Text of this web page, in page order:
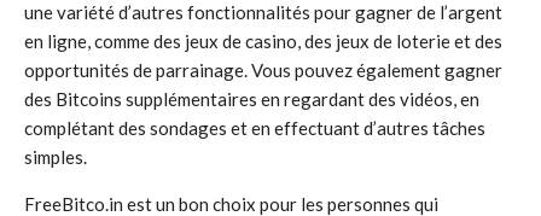
une variété d’autres fonctionnalités pour gagner de l’argent
en ligne, comme des jeux de casino, des jeux de loterie et des
opportunités de parrainage. Vous pouvez également gagner
des Bitcoins supplémentaires en regardant des vidéos, en
complétant des sondages et en effectuant d’autres tâches
simples.
FreeBitco.in est un bon choix pour les personnes qui